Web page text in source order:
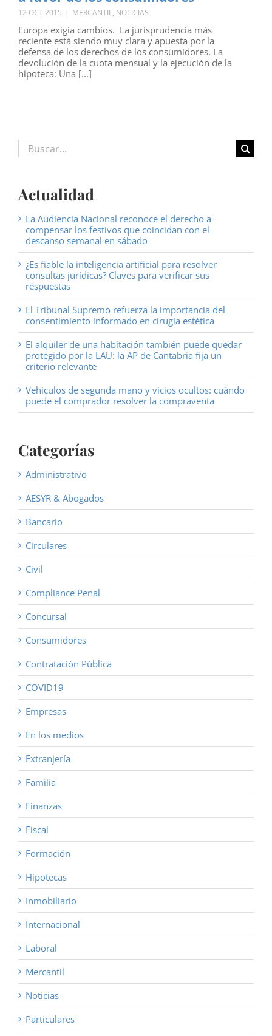
12 OCT 2015 | MERCANTIL, NOTICIAS
Europa exigía cambios. La jurisprudencia más
reciente está siendo muy clara y apuesta por la
defensa de los derechos de los consumidores. La
devolución de la cuota mensual y la ejecución de la
hipoteca: Una [...]
Buscar:
Actualidad
La Audiencia Nacional reconoce el derecho a
compensar los festivos que coincidan con el
descanso semanal en sábado
¿Es fiable la inteligencia artificial para resolver
consultas jurídicas? Claves para verificar sus
respuestas
El Tribunal Supremo refuerza la importancia del
consentimiento informado en cirugía estética
El alquiler de una habitación también puede quedar
protegido por la LAU: la AP de Cantabria fija un
criterio relevante
Vehículos de segunda mano y vicios ocultos: cuándo
puede el comprador resolver la compraventa
Categorías
Administrativo
AESYR & Abogados
Bancario
Circulares
Civil
Compliance Penal
Concursal
Consumidores
Contratación Pública
COVID19
Empresas
En los medios
Extranjería
Familia
Finanzas
Fiscal
Formación
Hipotecas
Inmobiliario
Internacional
Laboral
Mercantil
Noticias
Particulares